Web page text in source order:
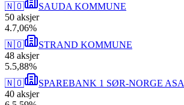
🇳🇴
SAUDA KOMMUNE
50 aksjer
4.7,06%
🇳🇴
STRAND KOMMUNE
48 aksjer
5.5,88%
🇳🇴
SPAREBANK 1 SØR-NORGE ASA
40 aksjer